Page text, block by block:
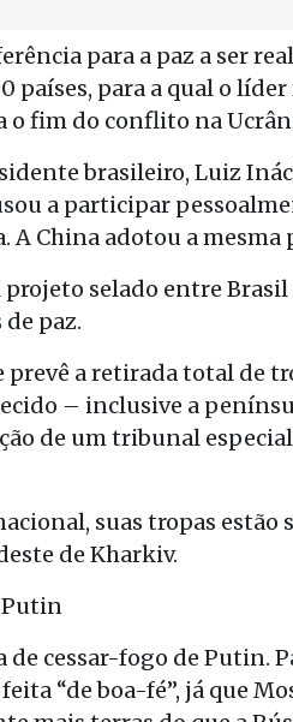
para a paz a ser
países, para a qual o
o fim do conflito na
brasileiro, Luiz
a participar
A China adotou a mesma
selado entre Brasil
paz.
a retirada total de
– inclusive a
de um tribunal
suas tropas estão
de Kharkiv.
Putin
cessar-fogo de Putin.
“de boa-fé”, já que